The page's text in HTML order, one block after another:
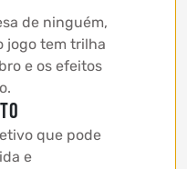
de ninguém,
jogo tem trilha
e os efeitos
que pode
e